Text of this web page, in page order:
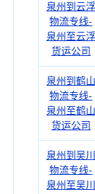
泉州到云浮
物流专线-
泉州至云浮
货运公司
泉州到鹤山
物流专线-
泉州至鹤山
货运公司
泉州到吴川
物流专线-
泉州至吴川